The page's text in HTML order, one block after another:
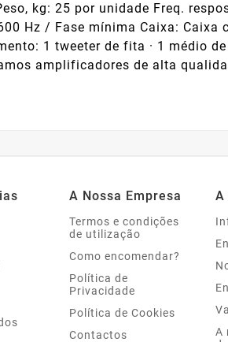
kg: 25 por unidade Freq.
Hz / Fase mínima Caixa:
1 tweeter de fita · 1 médio
amplificadores de alta
A Nossa Empresa
Termos e condições
de utilização
Como encomendar?
Política de
Privacidade
Política de Cookies
Contactos
A
A